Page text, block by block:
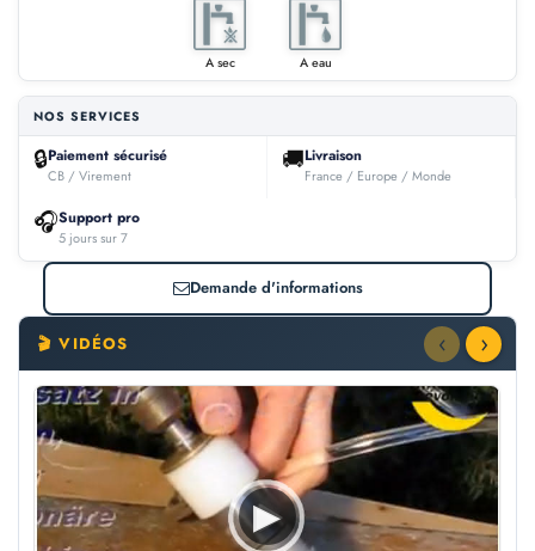
A sec A eau
NOS SERVICES
🔒Paiement sécurisé
CB / Virement 🚚Livraison
France / Europe / Monde
🎧Support pro
5 jours sur 7
Demande d'informations
🎬 VIDÉOS
▶
‹ ›